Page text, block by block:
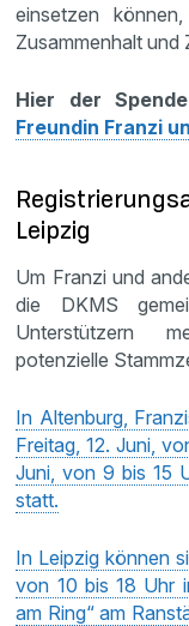
einsetzen
Zusammenhalt und
Hier der
Freundin Franzi
Leipzig
Um Franzi und
die DKMS
Unterstützern
potenzielle
In Altenburg,
Freitag, 12. Juni,
Juni, von 9 bis 15
statt.
In Leipzig können
von 10 bis 18 Uhr
am Ring“ am